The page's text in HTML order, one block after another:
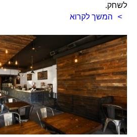
לשחק.
המשך לקרוא